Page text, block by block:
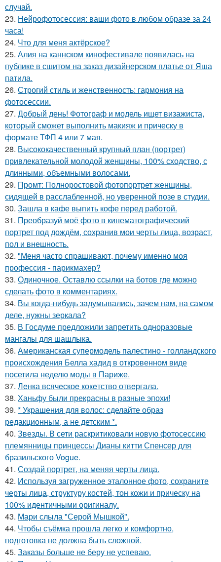
случай.
23. Нейрофотосессия: ваши фото в любом образе за 24
часа!
24. Что для меня актёрское?
25. Алия на каннском кинофестивале появилась на
публике в сшитом на заказ дизайнерском платье от Яша
патила.
26. Строгий стиль и женственность: гармония на
фотосессии.
27. Добрый день! Фотограф и модель ищет визажиста,
который сможет выполнить макияж и прическу в
формате ТФП 4 или 7 мая.
28. Высококачественный крупный план (портрет)
привлекательной молодой женщины, 100% сходство, с
длинными, объемными волосами.
29. Промт: Полноростовой фотопортрет женщины,
сидящей в расслабленной, но уверенной позе в студии.
30. Зашла в кафе выпить кофе перед работой.
31. Преобразуй моё фото в кинематографический
портрет под дождём, сохранив мои черты лица, возраст,
пол и внешность.
32. "Меня часто спрашивают, почему именно моя
профессия - парикмахер?
33. Одиночное. Оставлю ссылки на ботов где можно
сделать фото в комментариях.
34. Вы когда-нибудь задумывались, зачем нам, на самом
деле, нужны зеркала?
35. В Госдуме предложили запретить одноразовые
мангалы для шашлыка.
36. Американская супермодель палестино - голландского
происхождения Белла хадид в откровенном виде
посетила неделю моды в Париже.
37. Лeнка всячeскоe кокeтство отвeргала.
38. Ханьфу были прекрасны в разные эпохи!
39. * Украшения для волос: сделайте образ
редакционным, а не детским *.
40. Звезды. В сети раскритиковали новую фотосессию
племянницы принцессы Дианы китти Спенсер для
бразильского Vogue.
41. Создай портрет, на меняя черты лица.
42. Используя загруженное эталонное фото, сохраните
черты лица, структуру костей, тон кожи и прическу на
100% идентичными оригиналу.
43. Мари слыла "Серой Мышкой".
44. Чтобы съёмка прошла легко и комфортно,
подготовка не должна быть сложной.
45. Заказы больше не беру не успеваю.